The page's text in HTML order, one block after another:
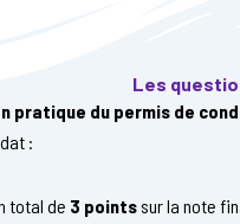
Les
pratique du permis de
:
total de 3 pointssur la note